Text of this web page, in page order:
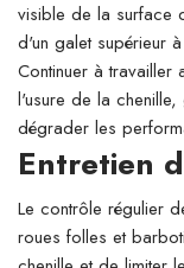
visible de la surface
d'un galet supérieur
Continuer à travailler
l'usure de la
dégrader les
Entretien
Le contrôle régulier
roues folles et